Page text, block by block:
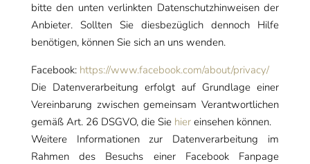
bitte den unten verlinkten Datenschutzhinweisen der
Anbieter. Sollten Sie diesbezüglich dennoch Hilfe
benötigen, können Sie sich an uns wenden.
Facebook: https://www.facebook.com/about/privacy/
Die Datenverarbeitung erfolgt auf Grundlage einer
Vereinbarung zwischen gemeinsam Verantwortlichen
gemäß Art. 26 DSGVO, die Sie hiereinsehen können.
Weitere Informationen zur Datenverarbeitung im
Rahmen des Besuchs einer Facebook Fanpage